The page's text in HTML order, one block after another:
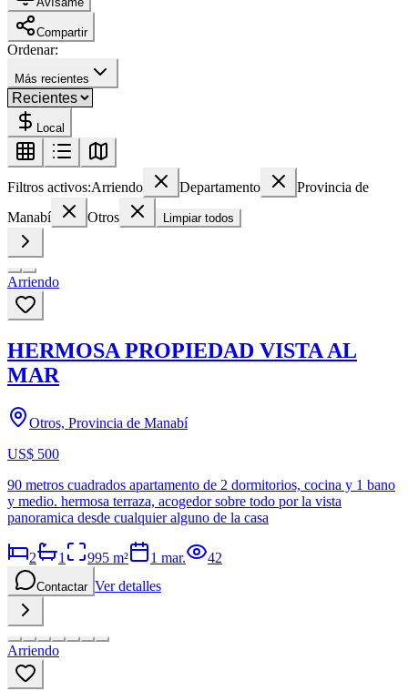
Compartir
Ordenar:
Más recientes
Local
Filtros activos:Arriendo Departamento
Provincia de
Manabí
Otros Limpiar todos
Arriendo
HERMOSA PROPIEDAD VISTA AL
MAR
Otros, Provincia de Manabí
US$ 500
90 metros cuadrados apartamento de 2 dormitorios, cocina y 1 bano
y medio. hermosa terraza, acogedor sobre todo por la vista
panoramica desde cualquier alguno de la casa
2 1 995 m² 1 mar. 42
Contactar Ver detalles
Arriendo